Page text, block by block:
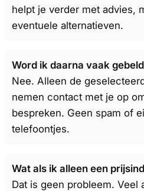
helpt je verder met advies,
eventuele alternatieven.
Word ik daarna vaak
Nee. Alleen de
nemen contact met je op
bespreken. Geen spam of
telefoontjes.
Wat als ik alleen een
Dat is geen probleem. Veel